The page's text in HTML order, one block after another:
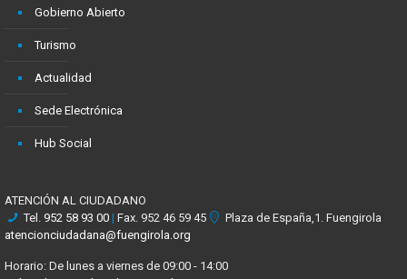
Gobierno Abierto
Turismo
Actualidad
Sede Electrónica
Hub Social
ATENCIÓN AL CIUDADANO
Tel. 952 58 93 00 | Fax. 952 46 59 45
Plaza de España,1. Fuengirola
atencionciudadana@fuengirola.org
Horario: De lunes a viernes de 09:00 - 14:00